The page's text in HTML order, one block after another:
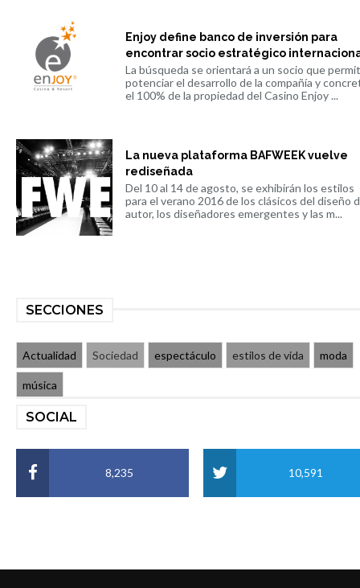
Enjoy define banco de inversión para
encontrar socio estratégico
La búsqueda se orientará a un socio que
potenciar el desarrollo de la compañía y
el 100% de la propiedad del Casino Enjoy ...
La nueva plataforma BAFWEEK vuelve
rediseñada
Del 10 al 14 de agosto, se exhibirán los estilos
para el verano 2016 de los clásicos del diseño
autor, los diseñadores emergentes y las m...
SECCIONES
Actualidad Sociedad espectáculo estilos de vida moda
música
SOCIAL
8,235 10,591